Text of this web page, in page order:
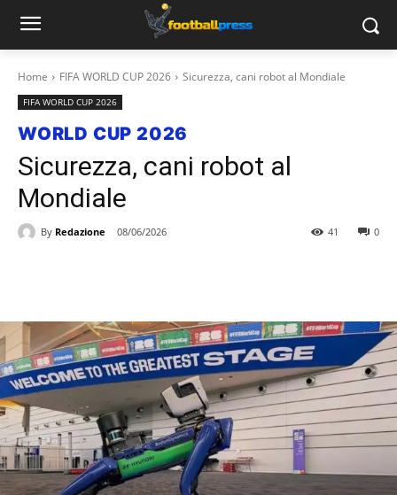
Home FIFA WORLD CUP 2026 Sicurezza, cani robot al Mondiale
FIFA WORLD CUP 2026
WORLD CUP 2026
Sicurezza, cani robot al
Mondiale
By Redazione 08/06/2026 0
41